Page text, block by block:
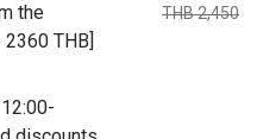
the
THB]
THB 2,450